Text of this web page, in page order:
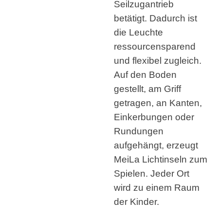
Seilzugantrieb
betätigt. Dadurch ist
die Leuchte
ressourcensparend
und flexibel zugleich.
Auf den Boden
gestellt, am Griff
getragen, an Kanten,
Einkerbungen oder
Rundungen
aufgehängt, erzeugt
MeiLa Lichtinseln zum
Spielen. Jeder Ort
wird zu einem Raum
der Kinder.